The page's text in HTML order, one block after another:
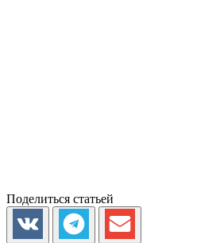
Поделиться статьей